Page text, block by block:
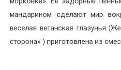
мандарином сделают мир
веселая веганская глазунья
сторона» ) приготовлена из